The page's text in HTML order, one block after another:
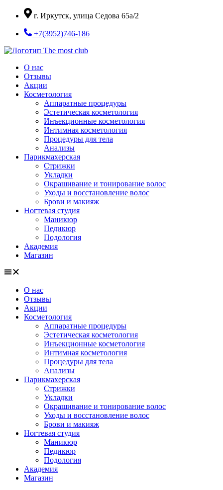
Перейти
содержимому
г. Иркутск, улица Седова 65а/2
+7(3952)746-186
О нас
Отзывы
Акции
Косметология
Аппаратные процедуры
Эстетическая косметология
Инъекционные косметология
Интимная косметология
Процедуры для тела
Анализы
Парикмахерская
Стрижки
Укладки
Окрашивание и тонирование волос
Уходы и восстановление волос
Брови и макияж
Ногтевая студия
Маникюр
Педикюр
Подология
Академия
Магазин
О нас
Отзывы
Акции
Косметология
Аппаратные процедуры
Эстетическая косметология
Инъекционные косметология
Интимная косметология
Процедуры для тела
Анализы
Парикмахерская
Стрижки
Укладки
Окрашивание и тонирование волос
Уходы и восстановление волос
Брови и макияж
Ногтевая студия
Маникюр
Педикюр
Подология
Академия
Магазин